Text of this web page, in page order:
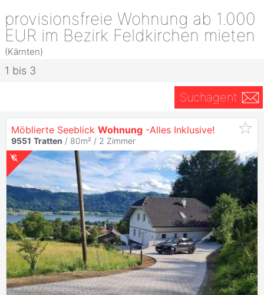
provisionsfreie Wohnung ab 1.000
EUR im Bezirk Feldkirchen mieten
(Kärnten)
1 bis 3
Suchagent
Möblierte Seeblick Wohnung -Alles Inklusive!
9551 Tratten / 80m² / 2 Zimmer